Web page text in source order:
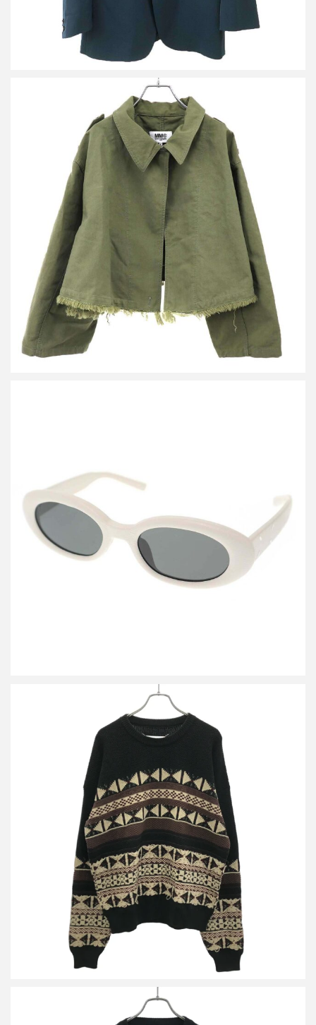
エムエムシックス メゾン マルジェラ 23AW クロップドジャケッ
ト コート S52AM0249 S78077
買取金額16,250円
詳しく見る
メゾン マルジェラ ジェントルモンスター MM107 LETHER サング
買取金額15,000円
詳しく見る
メゾン マルジェラ 17AW ジャガードニットセーター S50HA0728
S16014
買取金額16,800円
詳しく見る